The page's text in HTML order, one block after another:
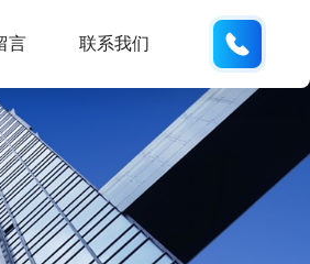
言 联系我们